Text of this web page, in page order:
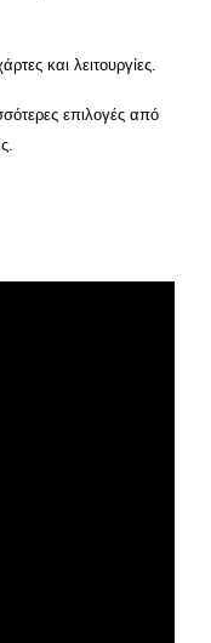
και λειτουργίες.
επιλογές από